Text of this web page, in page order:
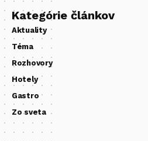
Kategórie článkov
Aktuality
Téma
Rozhovory
Hotely
Gastro
Zo sveta